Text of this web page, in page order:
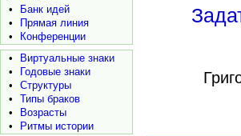
•
Банк идей
•
Прямая линия
•
Конференции
•
Виртуальные знаки
•
Годовые знаки
•
Структуры
•
Типы браков
•
Возрасты
•
Ритмы истории